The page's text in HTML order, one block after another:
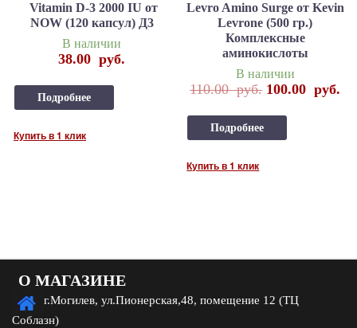
Vitamin D-3 2000 IU от
NOW (120 капсул) Д3
В наличии
38.00 руб.
Подробнее
Купить в 1 клик
Levro Amino Surge от Kevin
Levrone (500 гр.)
Комплексные
аминокислоты
В наличии
110.00руб. 100.00 руб.
Подробнее
Купить в 1 клик
О МАГАЗИНЕ
г.Могилев, ул.Пионерская,48, помещение 12 (ТЦ
Соблазн)